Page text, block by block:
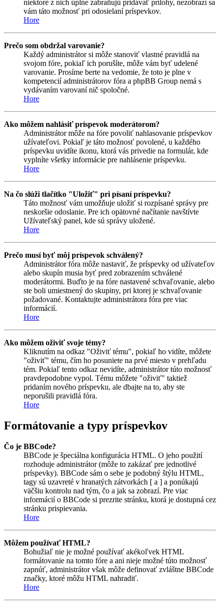
niektoré z nich úplne zabraňujú pridávať prílohy, nezobrazí sa
vám táto možnosť pri odosielaní príspevkov.
Hore
Prečo som obdržal varovanie?
Každý administrátor si môže stanoviť vlastné pravidlá na
svojom fóre, pokiaľ ich porušíte, môže vám byť udelené
varovanie. Prosíme berte na vedomie, že toto je plne v
kompetencií administrátorov fóra a phpBB Group nemá s
vydávaním varovaní nič spoločné.
Hore
Ako môžem nahlásiť príspevok moderátorom?
Administrátor môže na fóre povoliť nahlasovanie príspevkov
užívateľovi. Pokiaľ je táto možnosť povolené, u každého
príspevku uvidíte ikonu, ktorá vás privedie na formulár, kde
vyplníte všetky informácie pre nahlásenie príspevku.
Hore
Na čo slúži tlačítko "Uložiť" pri písaní príspevku?
Táto možnosť vám umožňuje uložiť si rozpísané správy pre
neskoršie odoslanie. Pre ich opätovné načítanie navštívte
Užívateľský panel, kde sú správy uložené.
Hore
Prečo musí byť môj príspevok schválený?
Administrátor fóra môže nastaviť, že príspevky od užívateľov
alebo skupín musia byť pred zobrazením schválené
moderátormi. Buďto je na fóre nastavené schvaľovanie, alebo
ste boli umiestnený do skupiny, pri ktorej je schvaľovanie
požadované. Kontaktujte administrátora fóra pre viac
informácií.
Hore
Ako môžem oživiť svoje témy?
Kliknutím na odkaz "Oživiť tému", pokiaľ ho vidíte, môžete
"oživiť" tému, čím ho posuniete na prvé miesto v prehľadu
tém. Pokiaľ tento odkaz nevidíte, administrátor túto možnosť
pravdepodobne vypol. Tému môžete "oživiť" taktiež
pridaním nového príspevku, ale dbajte na to, aby ste
neporušili pravidlá fóra.
Hore
Formátovanie a typy príspevkov
Čo je BBCode?
BBCode je špeciálna konfigurácia HTML. O jeho použití
rozhoduje administrátor (môže to zakázať pre jednotlivé
príspevky). BBCode sám o sebe je podobný štýlu HTML,
tagy sú uzavreté v hranatých zátvorkách [ a ] a ponúkajú
väčšiu kontrolu nad tým, čo a jak sa zobrazí. Pre viac
informácií o BBCode si prezrite stránku, ktorá je dostupná cez
stránku prispievania.
Hore
Môžem používať HTML?
Bohužiaľ nie je možné používať akékoľvek HTML
formátovanie na tomto fóre a ani nieje možné túto možnosť
zapnúť, administrátor však môže definovať zvláštne BBCode
značky, ktoré môžu HTML nahradiť.
Hore